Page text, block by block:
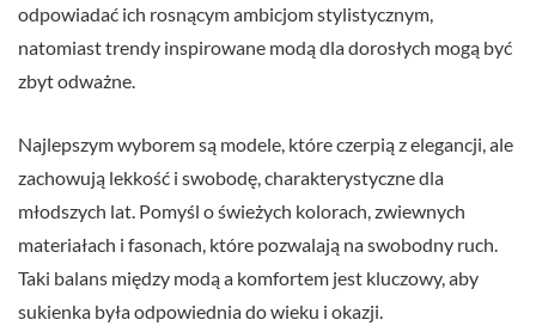
odpowiadać ich rosnącym ambicjom stylistycznym,
natomiast trendy inspirowane modą dla dorosłych mogą być
zbyt odważne.
Najlepszym wyborem są modele, które czerpią z elegancji, ale
zachowują lekkość i swobodę, charakterystyczne dla
młodszych lat. Pomyśl o świeżych kolorach, zwiewnych
materiałach i fasonach, które pozwalają na swobodny ruch.
Taki balans między modą a komfortem jest kluczowy, aby
sukienka była odpowiednia do wieku i okazji.